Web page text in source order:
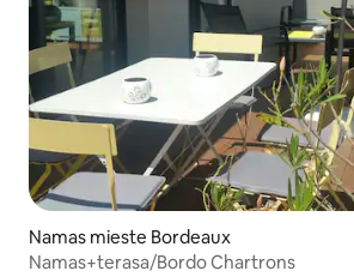
Namas mieste Bordeaux
Namas+terasa/Bordo Chartrons